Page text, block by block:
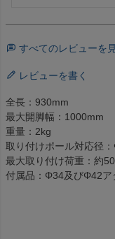
すべてのレビューを
レビューを書く
全長：930mm
最大開脚幅：1000mm
重量：2kg
取り付けポール対応径
最大取り付け荷重：約
付属品：Φ34及びΦ42ア